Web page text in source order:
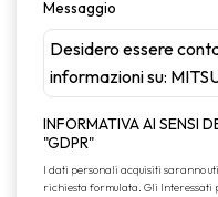
Messaggio
INFORMATIVA AI SENSI
"GDPR"
I dati personali acquisiti saranno
richiesta formulata. Gli Interessati